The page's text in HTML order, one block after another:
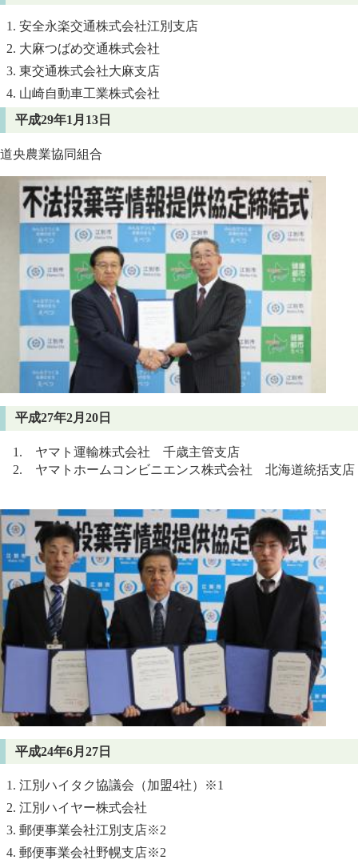
安全永楽交通株式会社江別支店
大麻つばめ交通株式会社
東交通株式会社大麻支店
山崎自動車工業株式会社
平成29年1月13日
道央農業協同組合
平成27年2月20日
1. ヤマト運輸株式会社 千歳主管支店
2. ヤマトホームコンビニエンス株式会社 北海道統括支店
平成24年6月27日
江別ハイタク協議会（加盟4社）※1
江別ハイヤー株式会社
郵便事業会社江別支店※2
郵便事業会社野幌支店※2